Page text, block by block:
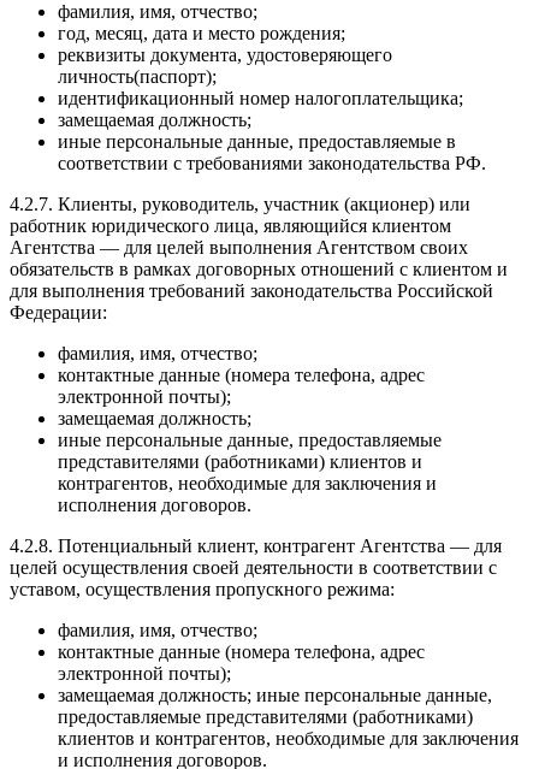
фамилия, имя, отчество;
год, месяц, дата и место рождения;
реквизиты документа, удостоверяющего
личность(паспорт);
идентификационный номер налогоплательщика;
замещаемая должность;
иные персональные данные, предоставляемые в
соответствии с требованиями законодательства РФ.
4.2.7. Клиенты, руководитель, участник (акционер) или
работник юридического лица, являющийся клиентом
Агентства — для целей выполнения Агентством своих
обязательств в рамках договорных отношений с клиентом и
для выполнения требований законодательства Российской
Федерации:
фамилия, имя, отчество;
контактные данные (номера телефона, адрес
электронной почты);
замещаемая должность;
иные персональные данные, предоставляемые
представителями (работниками) клиентов и
контрагентов, необходимые для заключения и
исполнения договоров.
4.2.8. Потенциальный клиент, контрагент Агентства — для
целей осуществления своей деятельности в соответствии с
уставом, осуществления пропускного режима:
фамилия, имя, отчество;
контактные данные (номера телефона, адрес
электронной почты);
замещаемая должность; иные персональные данные,
предоставляемые представителями (работниками)
клиентов и контрагентов, необходимые для заключения
и исполнения договоров.